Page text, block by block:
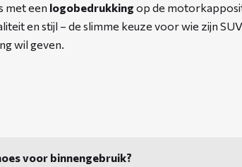
met een logobedrukking op de
en stijl – de slimme keuze voor wie zijn
wil geven.
voor binnengebruik?